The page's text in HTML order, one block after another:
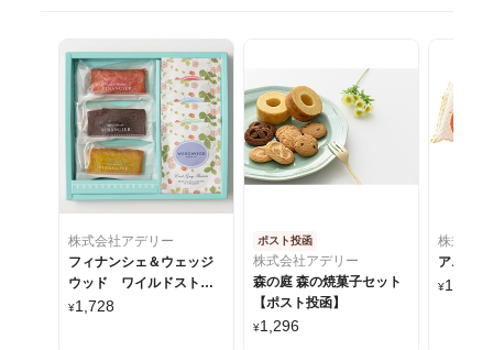
株式会社アデリー
フィナンシェ＆ウェッジ
ウッド ワイルドストロ
ベリーティーバッグアソ
¥1,728
ポスト投函
株式会社アデリー
森の庭 森の焼菓子セット
【ポスト投函】
¥1,296
株式会
アニマ
¥1,400